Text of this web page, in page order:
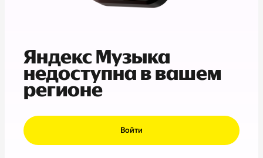
Яндекс Музыка
недоступна в вашем
регионе
Войти